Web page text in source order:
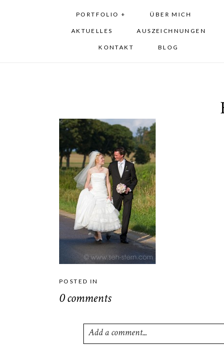
PORTFOLIO + ÜBER MICH
AKTUELLES AUSZEICHNUNGEN
KONTAKT BLOG
POSTED IN
0 comments
Add a comment...